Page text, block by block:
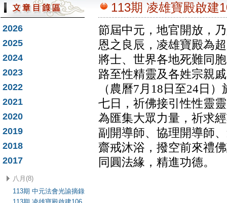
2026
2025
2024
2023
2022
2021
2020
2019
2018
2017
八月(8)
113期 中元法會光諭摘錄
113期 凌雄寶殿啟建
節屆中元，地官開放，
恩之良辰，凌雄寶殿為
將士、世界各地死難同
路至性精靈及各姓宗親
（農曆7月18日至24日
七日，祈佛接引性性靈
為匯集大眾力量，祈求
副開導師、協理開導師
齋戒沐浴，撥空前來禮
同圓法緣，精進功德。